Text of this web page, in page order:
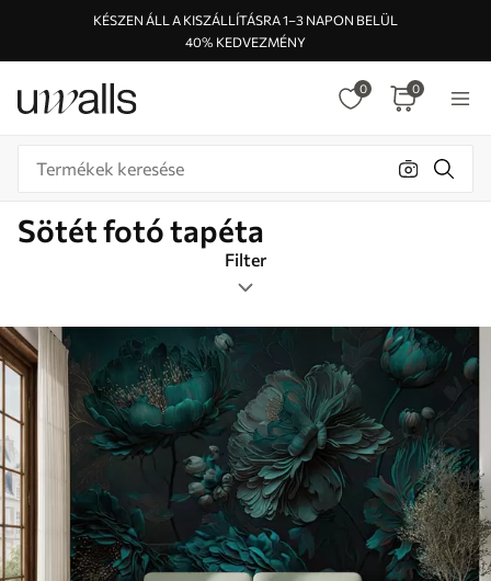
KÉSZEN ÁLL A KISZÁLLÍTÁSRA 1–3 NAPON BELÜL
40% KEDVEZMÉNY
0 0
Sötét fotó tapéta
Filter
Címkék
Képformátum
Sötét
Smart
Mindent visszaállítani